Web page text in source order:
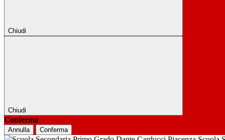
Chiudi
Chiudi
Conferma
Annulla Conferma